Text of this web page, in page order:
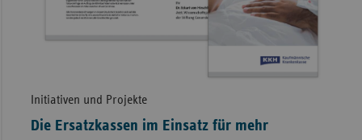
Initiativen und Projekte
Die Ersatzkassen im Einsatz für mehr